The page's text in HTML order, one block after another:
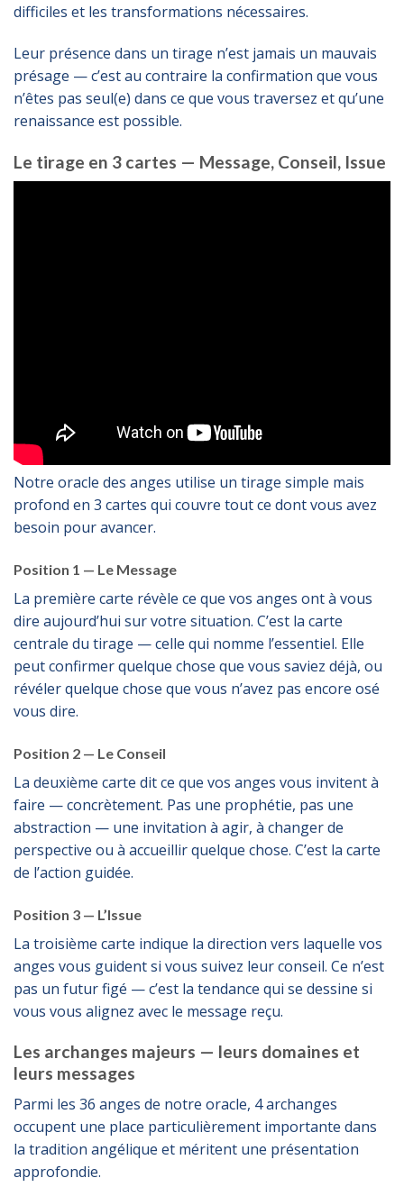
difficiles et les transformations nécessaires.
Leur présence dans un tirage n’est jamais un mauvais
présage — c’est au contraire la confirmation que vous
n’êtes pas seul(e) dans ce que vous traversez et qu’une
renaissance est possible.
Le tirage en 3 cartes — Message, Conseil, Issue
Notre oracle des anges utilise un tirage simple mais
profond en 3 cartes qui couvre tout ce dont vous avez
besoin pour avancer.
Position 1 — Le Message
La première carte révèle ce que vos anges ont à vous
dire aujourd’hui sur votre situation. C’est la carte
centrale du tirage — celle qui nomme l’essentiel. Elle
peut confirmer quelque chose que vous saviez déjà, ou
révéler quelque chose que vous n’avez pas encore osé
vous dire.
Position 2 — Le Conseil
La deuxième carte dit ce que vos anges vous invitent à
faire — concrètement. Pas une prophétie, pas une
abstraction — une invitation à agir, à changer de
perspective ou à accueillir quelque chose. C’est la carte
de l’action guidée.
Position 3 — L’Issue
La troisième carte indique la direction vers laquelle vos
anges vous guident si vous suivez leur conseil. Ce n’est
pas un futur figé — c’est la tendance qui se dessine si
vous vous alignez avec le message reçu.
Les archanges majeurs — leurs domaines et
leurs messages
Parmi les 36 anges de notre oracle, 4 archanges
occupent une place particulièrement importante dans
la tradition angélique et méritent une présentation
approfondie.